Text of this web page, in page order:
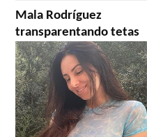
Mala Rodríguez
transparentando tetas